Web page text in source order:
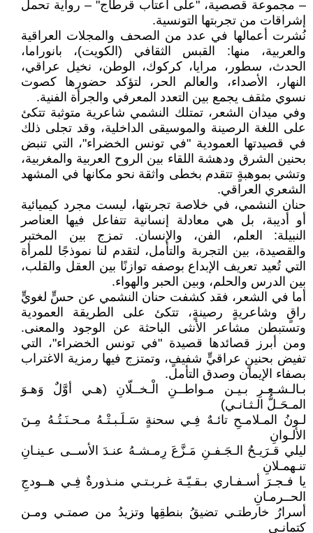
– مجموعة قصصية، "على أعتاب قرطاج" – رواية تحمل
إشراقات من تجربتها التونسية.
نُشرت أعمالها في عدد من الصحف والمجلات العراقية
والعربية، منها: القبس الثقافي (الكويت)، بانوراما،
الحدث، سطور، مرايا، كركوك، الوطن، نخيل عراقي،
النهار، الأصداء، والعالم الحر، لتؤكد حضورها كصوت
نسوي مثقف يجمع بين التعدد المعرفي والجرأة الفنية.
وفي ميدان الشعر، تمتلك النشمي شاعرية متوثبة تتكئ
على اللغة الرصينة والموسيقى الداخلية، وقد تجلى ذلك
في قصيدتها العمودية "في تونس الخضراء"، التي تنبض
بحنين الشرق ودهشة اللقاء بين الروح العربية والمغربية،
وتشي بموهبةٍ تتقدم بخطى واثقة نحو مكانها في المشهد
الشعري العراقي.
حنان النشمي، في خلاصة تجربتها، ليست مجرد كيميائية
أو أديبة، بل هي معادلة إنسانية تتفاعل فيها العناصر
النبيلة: العلم، الفن، والإنسان. تمزج بين المختبر
والقصيدة، بين التجربة والتأمل، لتقدم لنا نموذجًا للمرأة
التي تُعيد تعريف الإبداع بوصفه توازنًا بين العقل والقلب،
بين الدرس والحلم، وبين الحبر والهواء.
أما في الشعر، فقد كشفت حنان النشمي عن حسٍّ لغويٍّ
راقٍ وشاعريةٍ رصينةٍ، تتكئ على الطريقة العمودية
وتستبطن مشاعر الأنثى الباحثة عن الوجود والمعنى.
ومن أبرز قصائدها قصيدة "في تونس الخضراء"، التي
تفيض بحنينٍ عراقيٍّ شفيفٍ، وتمتزج فيها رمزية الاغتراب
بصفاء الإيمان وصدق التأمل.
بـالـشـعـرِ بـيـن مـواطــنِ الْـخــلّانِ (هـي أوَّلٌ وَهـوَ
المـحَـلُّ الـثـانـي)
لـونُ المـلامـحِ تائـهٌ فِـي سحنةٍ سَـلَـبـتْـهُ مـحـنَـتُـهُ مِـنَ
الألـوانِ
ليلي قـرَيـحُ الـجَـفـنِ مَـزَّعَ رِمـشـهُ عنـدَ الأســى عـينـانِ
تنـهمـلانِ
يا فـجـرَ أسـفـاري بـقـيّـة غـربـتـي منـذورةٌ فِـي هــودجِ
الحــرمـانِ
أسرارُ خارطتـي تضيقُ بنطقِها وتزيدُ من صمتـي ومـن
كتمانـي